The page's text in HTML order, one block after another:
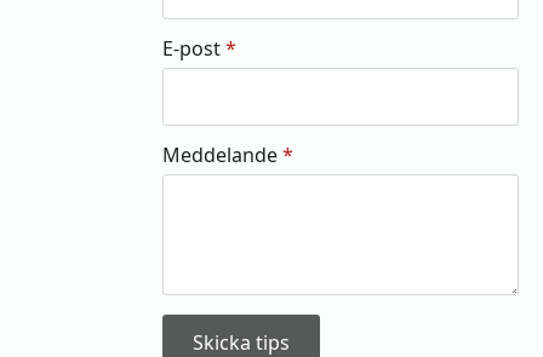
E-post *
Meddelande *
Skicka tips